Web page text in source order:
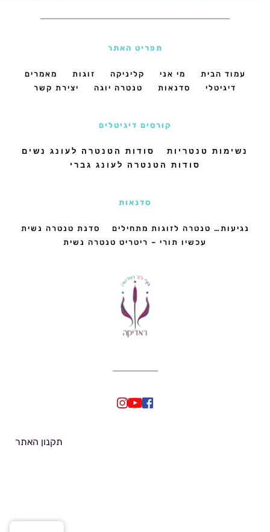
תפריט האתר
עמוד הבית מי אני קליניקה זוגות
מאמרים
דיגיטלי
סדנאות טנטרה יוגה יצירת קשר
קורסים דיגיטלים
נשימות טנטריות
סודות הטנטרה לעונג נשים
סודות הטנטרה לעונג גברי
סדנאות
נגיעות… טנטרה לזוגות מתחילים
סדנת טנטרה נשית
עכשיו תורי – ריטריט טנטרה נשית
תקנון האתר